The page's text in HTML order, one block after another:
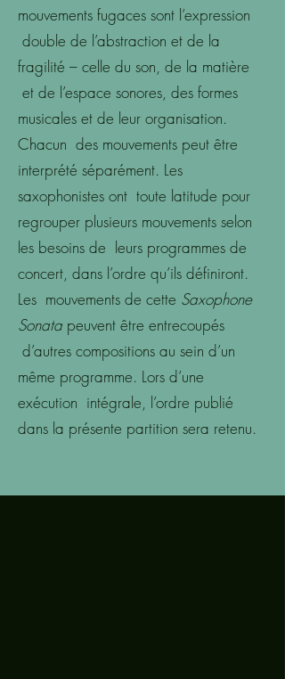
mouvements fugaces sont l’expression
double de l’abstraction et de la
fragilité – celle du son, de la matière
et de l’espace sonores, des formes
musicales et de leur organisation.
Chacun des mouvements peut être
interprété séparément. Les
saxophonistes ont toute latitude pour
regrouper plusieurs mouvements selon
les besoins de leurs programmes de
concert, dans l’ordre qu’ils définiront.
Les mouvements de cette Saxophone
Sonata peuvent être entrecoupés
d’autres compositions au sein d’un
même programme. Lors d’une
exécution intégrale, l’ordre publié
dans la présente partition sera retenu.